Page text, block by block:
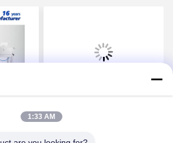
ζύγιση
Λύσεις Ζύγισης και
Ελέγχου Βάρους για Όλες
τις Βιομηχανίες -
1:33 AM